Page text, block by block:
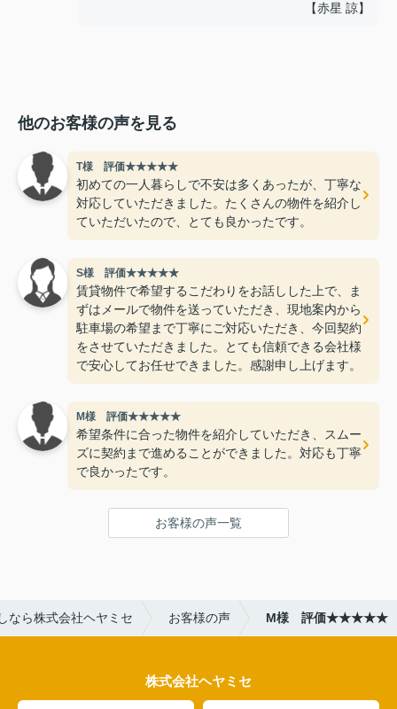
【赤星 諒】
他のお客様の声を見る
T様 評価★★★★★
初めての一人暮らしで不安は多くあったが、丁寧な
対応していただきました。たくさんの物件を紹介し
ていただいたので、とても良かったです。
S様 評価★★★★★
賃貸物件で希望するこだわりをお話しした上で、ま
ずはメールで物件を送っていただき、現地案内から
駐車場の希望まで丁寧にご対応いただき、今回契約
をさせていただきました。とても信頼できる会社様
で安心してお任せできました。感謝申し上げます。
M様 評価★★★★★
希望条件に合った物件を紹介していただき、スムー
ズに契約まで進めることができました。対応も丁寧
で良かったです。
お客様の声一覧
なら株式会社ヘヤミセ お客様の声 M様 評価★★★★★
株式会社ヘヤミセ